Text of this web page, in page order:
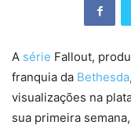
A série Fallout,
franquia da Bethesda
visualizações na
sua primeira